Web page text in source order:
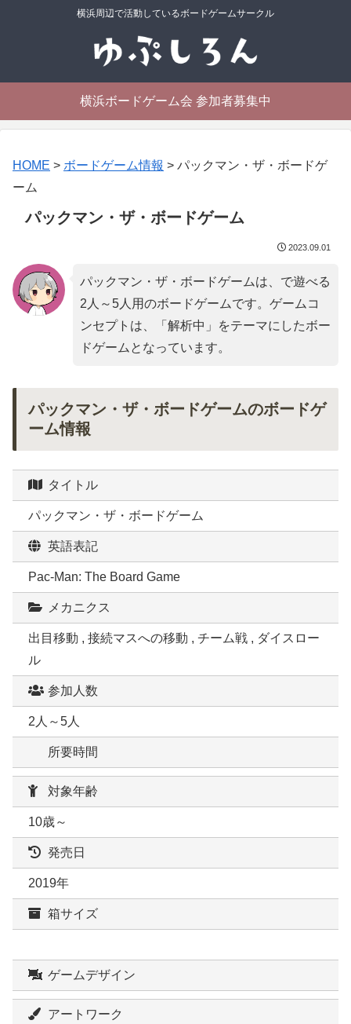
横浜周辺で活動しているボードゲームサークル
横浜ボードゲーム会 参加者募集中
HOME > ボードゲーム情報 > パックマン・ザ・ボードゲ
ーム
パックマン・ザ・ボードゲーム
2023.09.01
パックマン・ザ・ボードゲームは、で遊べる
2人～5人用のボードゲームです。ゲームコ
ンセプトは、「 解析中 」をテーマにしたボー
ドゲームとなっています。
パックマン・ザ・ボードゲームのボードゲ
ーム情報
タイトル
パックマン・ザ・ボードゲーム
英語表記
Pac-Man: The Board Game
メカニクス
出目移動 , 接続マスへの移動 , チーム戦 , ダイスロー
ル
参加人数
2人～5人
所要時間
対象年齢
10歳～
発売日
2019年
箱サイズ
ゲームデザイン
アートワーク